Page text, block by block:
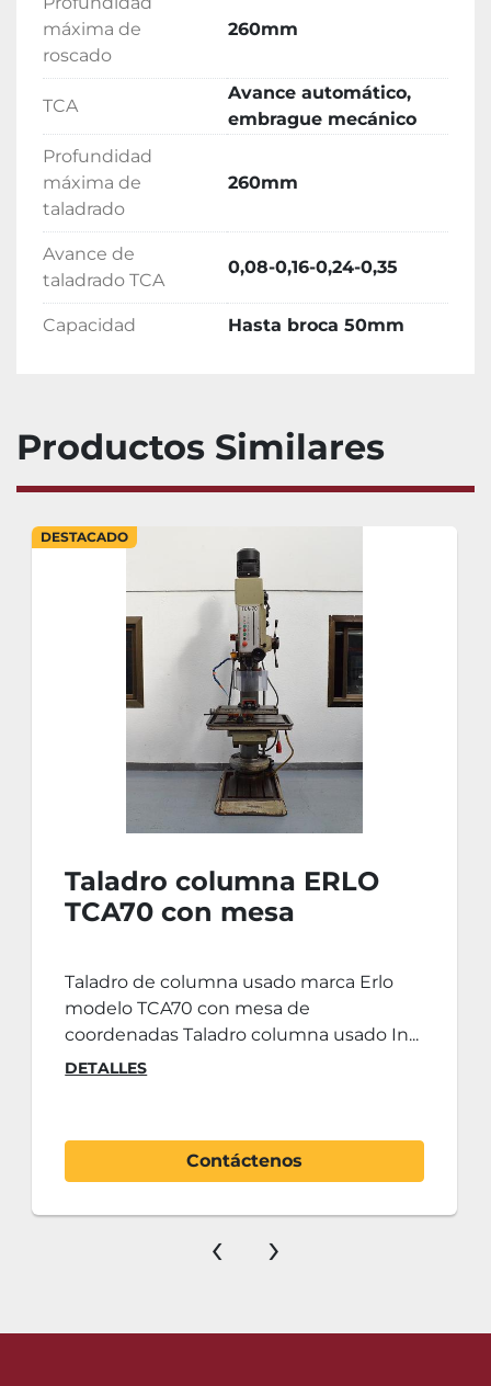
máxima de
roscado
260mm
TCA
Avance automático,
embrague mecánico
Profundidad
máxima de
taladrado
260mm
Avance de
taladrado TCA
0,08-0,16-0,24-0,35
Capacidad Hasta broca 50mm
Productos Similares
DESTACADO
Taladro columna ERLO
TCA70 con mesa
Taladro de columna usado marca Erlo
modelo TCA70 con mesa de
coordenadas Taladro columna usado In...
DETALLES
Contáctenos
‹ ›